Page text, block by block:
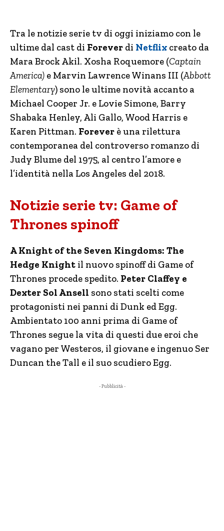
Tra le notizie serie tv di oggi iniziamo con le
ultime dal cast di Forever di Netflix creato da
Mara Brock Akil. Xosha Roquemore (Captain
America) e Marvin Lawrence Winans III (Abbott
Elementary) sono le ultime novità accanto a
Michael Cooper Jr. e Lovie Simone, Barry
Shabaka Henley, Ali Gallo, Wood Harris e
Karen Pittman. Forever è una rilettura
contemporanea del controverso romanzo di
Judy Blume del 1975, al centro l’amore e
l’identità nella Los Angeles del 2018.
Notizie serie tv: Game of
Thrones spinoff
A Knight of the Seven Kingdoms: The
Hedge Knight il nuovo spinoff di Game of
Thrones procede spedito. Peter Claffey e
Dexter Sol Ansell sono stati scelti come
protagonisti nei panni di Dunk ed Egg.
Ambientato 100 anni prima di Game of
Thrones segue la vita di questi due eroi che
vagano per Westeros, il giovane e ingenuo Ser
Duncan the Tall e il suo scudiero Egg.
- Pubblicità -